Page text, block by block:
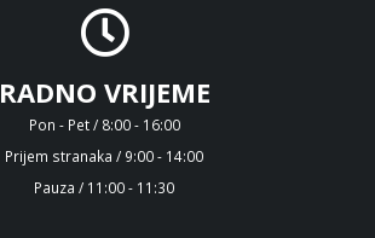
RADNO VRIJEME
Pon - Pet / 8:00 - 16:00
Prijem stranaka / 9:00 - 14:00
Pauza / 11:00 - 11:30